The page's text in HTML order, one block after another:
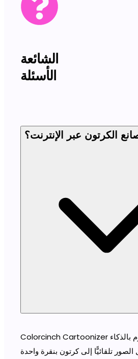
الشائعة
الأسئلة
الكرتون عبر الإنترنت؟
Colorcinch Cartoonizer معالج صور مدعوم بالذكاء
تلقائيًّا إلى كرتون بنقرة واحدة